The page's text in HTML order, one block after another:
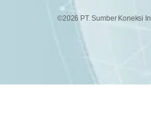
©2026 PT. Sumber Koneksi